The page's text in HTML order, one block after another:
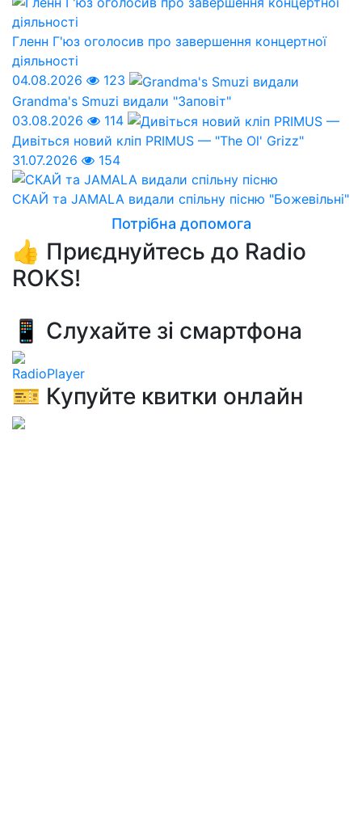
Гленн Г'юз оголосив про завершення концертної
діяльності
04.08.2026
123
Grandma's Smuzi видали "Заповіт"
03.08.2026
114
Дивіться новий кліп PRIMUS — "The Ol' Grizz"
31.07.2026
154
СКАЙ та JAMALA видали спільну пісню "Божевільні"
Потрібна допомога
👍 Приєднуйтесь до Radio
ROKS!
📱 Слухайте зі смартфона
RadioPlayer
🎫 Купуйте квитки онлайн